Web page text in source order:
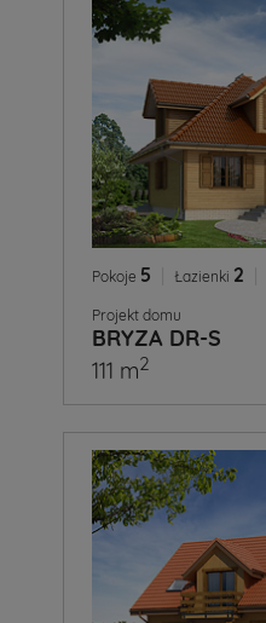
Pokoje 5 Łazienki 2
Projekt domu
BRYZA DR-S
111 m2